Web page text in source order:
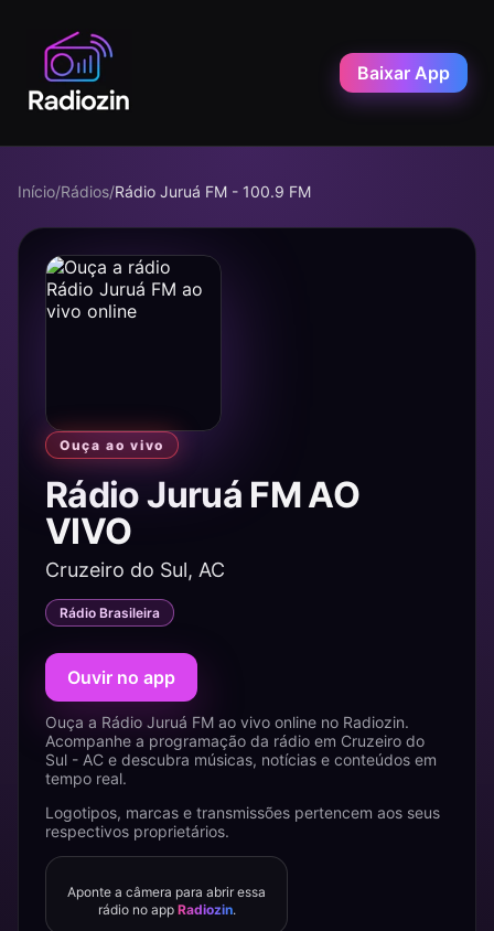
Baixar App
Início/Rádios/Rádio Juruá FM - 100.9 FM
Ouça ao vivo
Rádio Juruá FM AO
VIVO
Cruzeiro do Sul, AC
Rádio Brasileira
Ouvir no app
Ouça a Rádio Juruá FM ao vivo online no Radiozin.
Acompanhe a programação da rádio em Cruzeiro do
Sul - AC e descubra músicas, notícias e conteúdos em
tempo real.
Logotipos, marcas e transmissões pertencem aos seus
respectivos proprietários.
Aponte a câmera para abrir essa
rádio no app Radiozin.